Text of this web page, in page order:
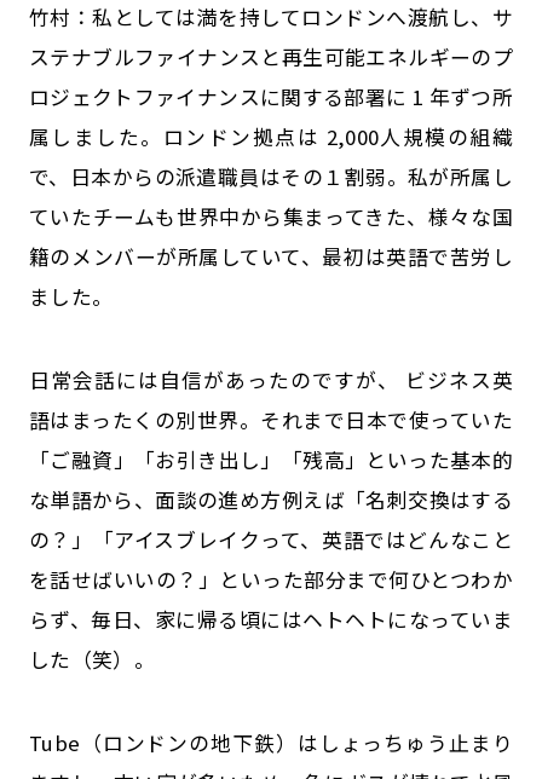
竹村：私としては満を持してロンドンへ渡航し、サ
ステナブルファイナンスと再生可能エネルギーのプ
ロジェクトファイナンスに関する部署に 1 年ずつ所
属しました。ロンドン拠点は 2,000人規模の組織
で、日本からの派遣職員はその１割弱。私が所属し
ていたチームも世界中から集まってきた、様々な国
籍のメンバーが所属していて、最初は英語で苦労し
ました。
日常会話には自信があったのですが、 ビジネス英
語はまったくの別世界。それまで日本で使っていた
「ご融資」「お引き出し」「残高」といった基本的
な単語から、面談の進め方――例えば「名刺交換はする
の？」「アイスブレイクって、英語ではどんなこと
を話せばいいの？」といった部分まで何ひとつわか
らず、毎日、家に帰る頃にはヘトヘトになっていま
した（笑）。
Tube（ロンドンの地下鉄）はしょっちゅう止まり